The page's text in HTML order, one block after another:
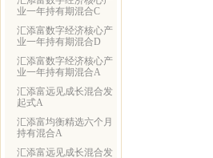
业一年持有期混合C
汇添富数字经济核心产
业一年持有期混合D
汇添富数字经济核心产
业一年持有期混合A
汇添富远见成长混合发
起式A
汇添富均衡精选六个月
持有混合A
汇添富远见成长混合发